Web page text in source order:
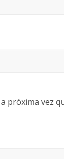
próxima vez